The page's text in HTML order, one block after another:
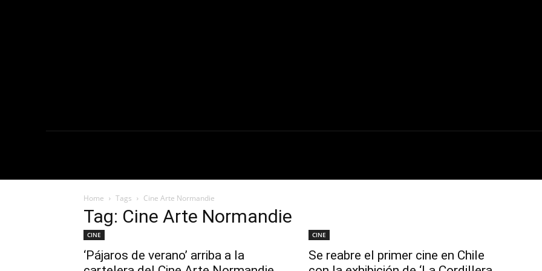
Home Tags Cine Arte Normandie
Tag: Cine Arte Normandie
CINE
‘Pájaros de verano’ arriba a la
CINE
Se reabre el primer cine en Chile